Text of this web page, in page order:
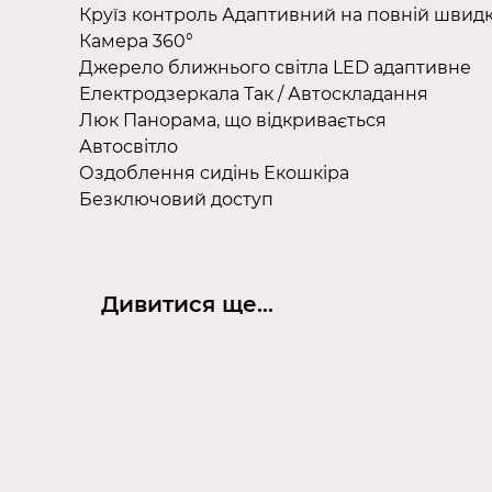
Круїз контроль Адаптивний на повній
Камера 360°
Джерело ближнього світла LED адаптивне
Електродзеркала Так / Автоскладання
Люк Панорама, що відкривається
Автосвітло
Оздоблення сидінь Екошкіра
Безключовий доступ
Дивитися ще...